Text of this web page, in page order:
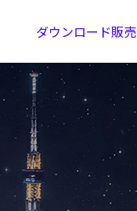
ダウンロード販売